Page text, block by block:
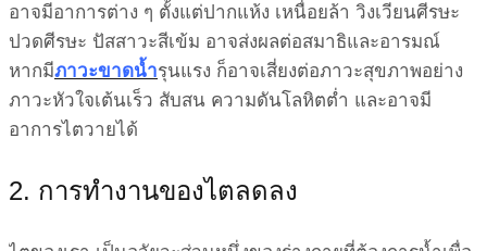
อาจมีอาการต่าง ๆ ตั้งแต่ปากแห้ง เหนื่อยล้า วิงเวียนศีรษะ
ปวดศีรษะ ปัสสาวะสีเข้ม อาจส่งผลต่อสมาธิและอารมณ์
หากมีภาวะขาดน้ำรุนแรง ก็อาจเสี่ยงต่อภาวะสุขภาพอย่าง
ภาวะหัวใจเต้นเร็ว สับสน ความดันโลหิตต่ำ และอาจมี
อาการไตวายได้
2. การทำงานของไตลดลง